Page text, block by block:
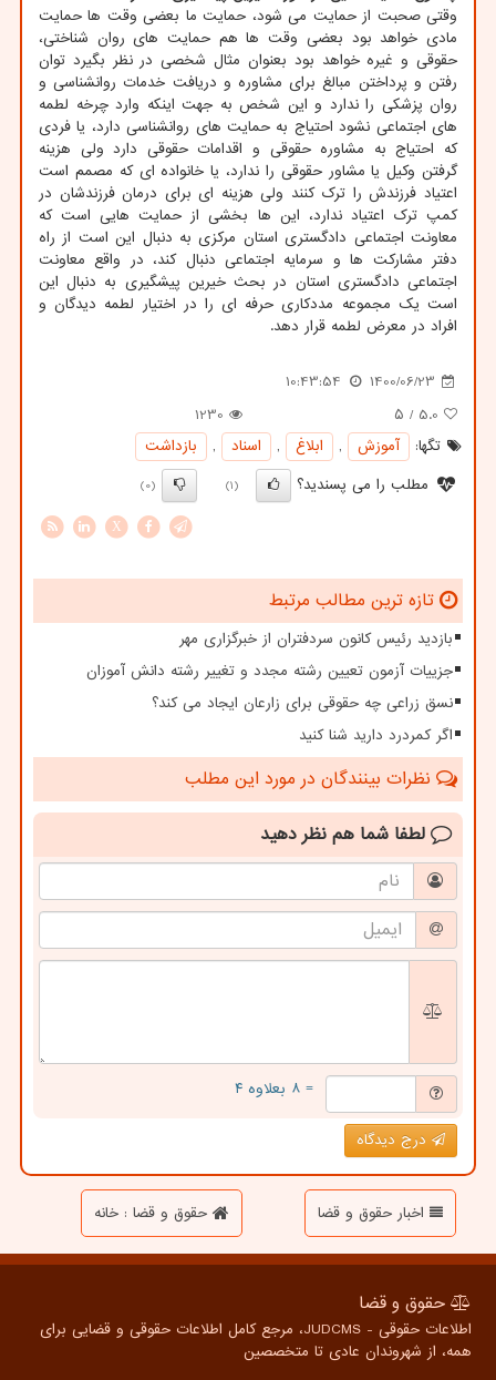
وقتی صحبت از حمایت می شود، حمایت ما بعضی وقت ها حمایت
مادی خواهد بود بعضی وقت ها هم حمایت های روان شناختی،
حقوقی و غیره خواهد بود بعنوان مثال شخصی در نظر بگیرد توان
رفتن و پرداختن مبالغ برای مشاوره و دریافت خدمات روانشناسی و
روان پزشکی را ندارد و این شخص به جهت اینکه وارد چرخه لطمه
های اجتماعی نشود احتیاج به حمایت های روانشناسی دارد، یا فردی
که احتیاج به مشاوره حقوقی و اقدامات حقوقی دارد ولی هزینه
گرفتن وکیل یا مشاور حقوقی را ندارد، یا خانواده ای که مصمم است
اعتیاد فرزندش را ترک کنند ولی هزینه ای برای درمان فرزندشان در
کمپ ترک اعتیاد ندارد، این ها بخشی از حمایت هایی است که
معاونت اجتماعی دادگستری استان مرکزی به دنبال این است از راه
دفتر مشارکت ها و سرمایه اجتماعی دنبال کند، در واقع معاونت
اجتماعی دادگستری استان در بحث خیرین پیشگیری به دنبال این
است یک مجموعه مددکاری حرفه ای را در اختیار لطمه دیدگان و
افراد در معرض لطمه قرار دهد.
1400/06/23
10:43:54
5.0 / ۵
1230
تگها:
آموزش , ابلاغ , اسناد ,
بازداشت
مطلب را می پسندید؟
(1)
(0)
X
تازه ترین مطالب مرتبط
بازدید رئیس کانون سردفتران از خبرگزاری مهر
جزییات آزمون تعیین رشته مجدد و تغییر رشته دانش آموزان
نسق زراعی چه حقوقی برای زارعان ایجاد می کند؟
اگر کمردرد دارید شنا کنید
نظرات بینندگان در مورد این مطلب
لطفا شما هم نظر دهید
= ۸ بعلاوه ۴
درج دیدگاه
اخبار حقوق و قضا حقوق و قضا : خانه
حقوق و قضا
اطلاعات حقوقی - JUDCMS، مرجع کامل اطلاعات حقوقی و قضایی برای
همه، از شهروندان عادی تا متخصصین